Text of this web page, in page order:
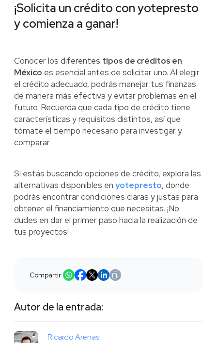
¡Solicita un crédito con yotepresto
y comienza a ganar!
Conocer los diferentes tipos de créditos en
México es esencial antes de solicitar uno. Al elegir
el crédito adecuado, podrás manejar tus finanzas
de manera más efectiva y evitar problemas en el
futuro. Recuerda que cada tipo de crédito tiene
características y requisitos distintos, así que
tómate el tiempo necesario para investigar y
comparar.
Si estás buscando opciones de crédito, explora las
alternativas disponibles en yotepresto, donde
podrás encontrar condiciones claras y justas para
obtener el financiamiento que necesitas. ¡No
dudes en dar el primer paso hacia la realización de
tus proyectos!
Compartir:
Autor de la entrada:
Ricardo Arenas